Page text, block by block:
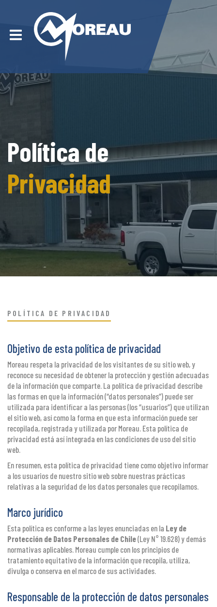
Política de
Privacidad
POLÍTICA DE PRIVACIDAD
Objetivo de esta política de privacidad
Moreau respeta la privacidad de los visitantes de su sitio web, y
reconoce su necesidad de obtener la protección y gestión adecuadas
de la información que comparte. La política de privacidad describe
las formas en que la información (“datos personales”) puede ser
utilizada para identificar a las personas (los “usuarios”) que utilizan
el sitio web, así como la forma en que esta información puede ser
recopilada, registrada y utilizada por Moreau. Esta política de
privacidad está así integrada en las condiciones de uso del sitio
web.
En resumen, esta política de privacidad tiene como objetivo informar
a los usuarios de nuestro sitio web sobre nuestras prácticas
relativas a la seguridad de los datos personales que recopilamos.
Marco jurídico
Esta política es conforme a las leyes enunciadas en la Ley de
Protección de Datos Personales de Chile(Ley N° 19.628) y demás
normativas aplicables. Moreau cumple con los principios de
tratamiento equitativo de la información que recopila, utiliza,
divulga o conserva en el marco de sus actividades.
Responsable de la protección de datos personales